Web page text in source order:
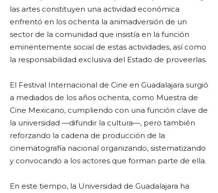
las artes constituyen una actividad económica
enfrentó en los ochenta la animadversión de un
sector de la comunidad que insistía en la función
eminentemente social de estas actividades, así como
la responsabilidad exclusiva del Estado de proveerlas.
El Festival Internacional de Cine en Guadalajara surgió
a mediados de los años ochenta, como Muestra de
Cine Mexicano, cumpliendo con una función clave de
la universidad —difundir la cultura—, pero también
reforzando la cadena de producción de la
cinematografía nacional organizando, sistematizando
y convocando a los actores que forman parte de ella.
En este tiempo, la Universidad de Guadalajara ha